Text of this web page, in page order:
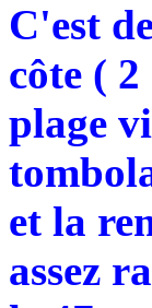
C'est
côte (
plage
et la
assez